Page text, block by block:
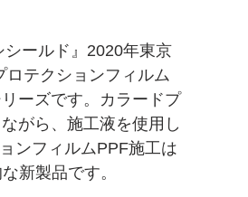
ールド』2020年東京
ロテクションフィルム
ーズです。カラードプ
がら、施工液を使用し
ンフィルムPPF施工は
新製品です。